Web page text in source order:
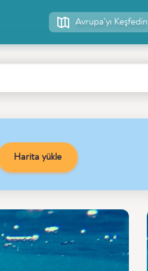
Avrupa'yı Keşfedin
Harita yükle